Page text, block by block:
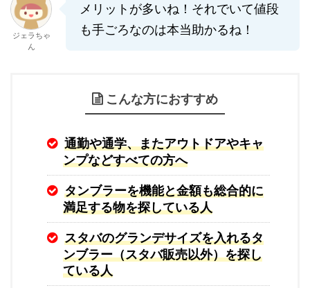
ジェラちゃ
ん
メリットが多いね！それでいて値段
も手ごろなのは本当助かるね！
こんな方におすすめ
通勤や通学、またアウトドアやキャ
ンプなどすべての方へ
タンブラーを機能と金額も総合的に
満足する物を探している人
スタバのグランデサイズを入れるタ
ンブラー（スタバ販売以外）を探し
ている人